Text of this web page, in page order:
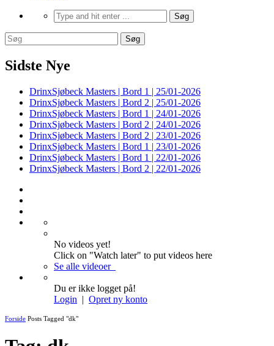
Sidste Nye
DrinxSjøbeck Masters | Bord 1 | 25/01-2026
DrinxSjøbeck Masters | Bord 2 | 25/01-2026
DrinxSjøbeck Masters | Bord 1 | 24/01-2026
DrinxSjøbeck Masters | Bord 2 | 24/01-2026
DrinxSjøbeck Masters | Bord 2 | 23/01-2026
DrinxSjøbeck Masters | Bord 1 | 23/01-2026
DrinxSjøbeck Masters | Bord 1 | 22/01-2026
DrinxSjøbeck Masters | Bord 2 | 22/01-2026
No videos yet!
Click on "Watch later" to put videos here
Se alle videoer
Du er ikke logget på!
Login | Opret ny konto
Forside Posts Tagged "dk"